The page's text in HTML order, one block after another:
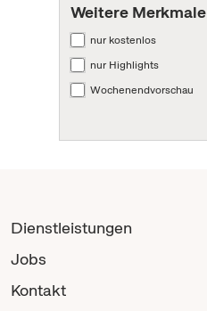
Weitere Merkmale
nur kostenlos
nur Highlights
Wochenendvorschau
Dienstleistungen
Jobs
Kontakt